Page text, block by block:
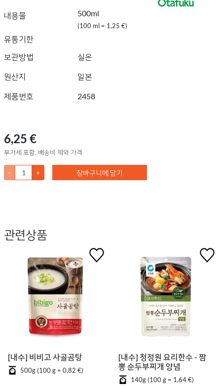
내용물 500ml
(100 ml = 1,25 €)
유통기한
보관방법
실온
원산지 일본
제품번호 2458
6,25 €
부가세 포함, 배송비 제외 가격
- + 장바구니에 담기
관련상품
[내수] 비비고 사골곰탕
500g (100 g = 0,82 €)
[내수] 청정원 요리한수 - 짬
뽕 순두부찌개 양념
140g (100 g = 1,64 €)